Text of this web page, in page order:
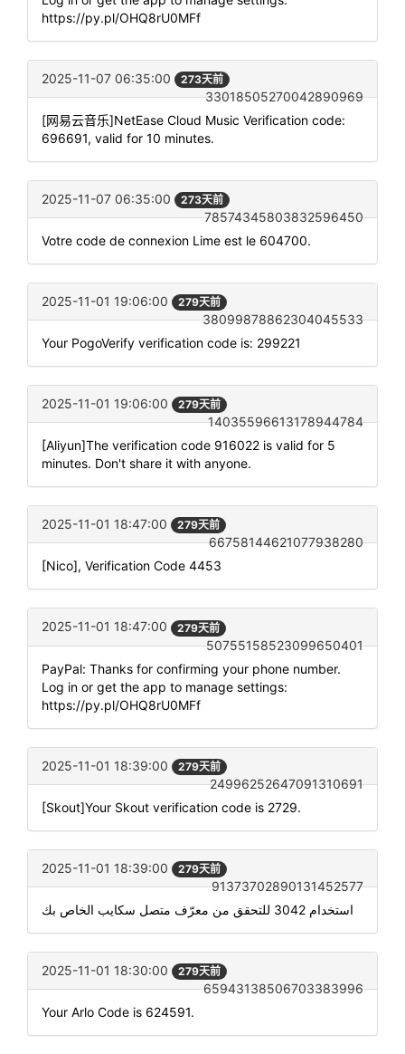
https://py.pl/OHQ8rU0MFf
2025-11-07 06:35:00 273天前
33018505270042890969
[网易云音乐]NetEase Cloud Music Verification code:
696691, valid for 10 minutes.
2025-11-07 06:35:00 273天前
78574345803832596450
Votre code de connexion Lime est le 604700.
2025-11-01 19:06:00 279天前
38099878862304045533
Your PogoVerify verification code is: 299221
2025-11-01 19:06:00 279天前
14035596613178944784
[Aliyun]The verification code 916022 is valid for 5
minutes. Don't share it with anyone.
2025-11-01 18:47:00 279天前
66758144621077938280
[Nico], Verification Code 4453
2025-11-01 18:47:00 279天前
50755158523099650401
PayPal: Thanks for confirming your phone number.
Log in or get the app to manage settings:
https://py.pl/OHQ8rU0MFf
2025-11-01 18:39:00 279天前
24996252647091310691
[Skout]Your Skout verification code is 2729.
2025-11-01 18:39:00 279天前
91373702890131452577
استخدام 3042 للتحقق من معرّف متصل سكايب الخاص بك
2025-11-01 18:30:00 279天前
65943138506703383996
Your Arlo Code is 624591.